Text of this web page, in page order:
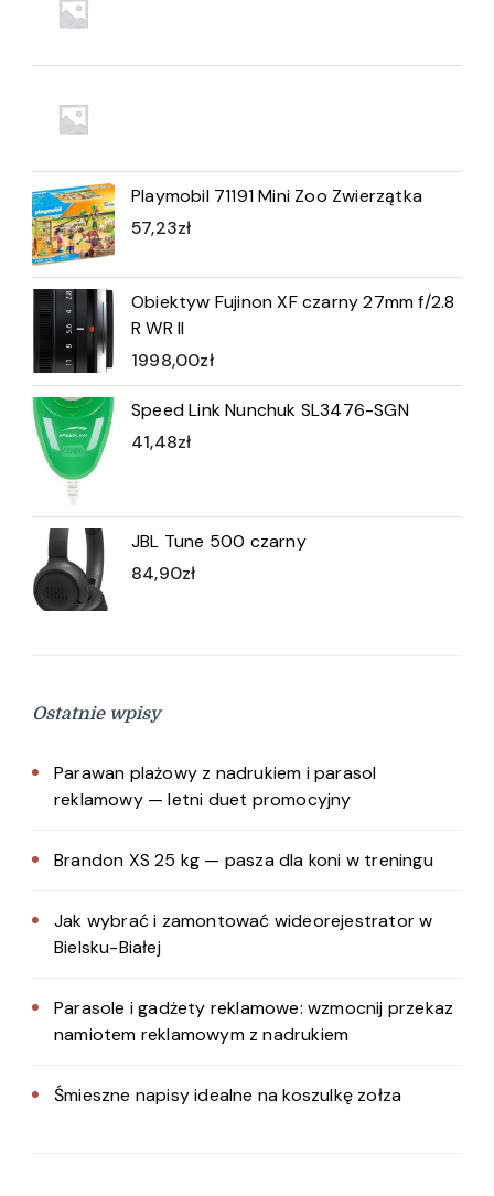
Playmobil 71191 Mini Zoo Zwierzątka
57,23zł
Obiektyw Fujinon XF czarny 27mm f/2.8
R WR II
1998,00zł
Speed Link Nunchuk SL3476-SGN
41,48zł
JBL Tune 500 czarny
84,90zł
Ostatnie wpisy
Parawan plażowy z nadrukiem i parasol
reklamowy — letni duet promocyjny
Brandon XS 25 kg — pasza dla koni w treningu
Jak wybrać i zamontować wideorejestrator w
Bielsku-Białej
Parasole i gadżety reklamowe: wzmocnij przekaz
namiotem reklamowym z nadrukiem
Śmieszne napisy idealne na koszulkę zołza